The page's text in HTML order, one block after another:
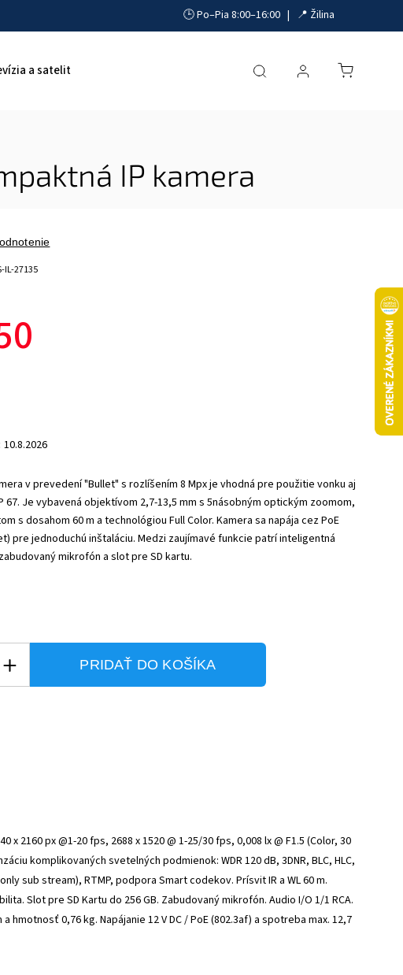
🕒 Po–Pia 8:00–16:00 | 📍 Žilina
a satelit Akumulátory, UPS a zdroje Parkovacie systémy
IP kamera
IL-27135
v prevedení "Bullet" s rozlíšením 8 Mpx je vhodná pre použitie vonku aj
67. Je vybavená objektívom 2,7-13,5 mm s 5násobným optickým zoomom,
s dosahom 60 m a technológiou Full Color. Kamera sa napája cez PoE
pre jednoduchú inštaláciu. Medzi zaujímavé funkcie patrí inteligentná
mikrofón a slot pre SD kartu.
10.8.2026
PRIDAŤ DO KOŠÍKA
2160 px @1-20 fps, 2688 x 1520 @ 1-25/30 fps, 0,008 lx @ F1.5 (Color, 30
komplikovaných svetelných podmienok: WDR 120 dB, 3DNR, BLC, HLC,
sub stream), RTMP, podpora Smart codekov. Prísvit IR a WL 60 m.
Slot pre SD Kartu do 256 GB. Zabudovaný mikrofón. Audio I/O 1/1 RCA.
hmotnosť 0,76 kg. Napájanie 12 V DC / PoE (802.3af) a spotreba max. 12,7